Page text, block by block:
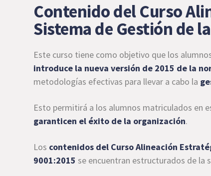
Contenido del Curso
Sistema de Gestión de
Este curso tiene como objetivo que los
introduce la nueva versión de 2015 de la
metodologías efectivas para llevar a cabo la
Esto permitirá a los alumnos matriculados en
garanticen el éxito de la organización.
Los contenidos del Curso Alineación
9001:2015 se encuentran estructurados de la